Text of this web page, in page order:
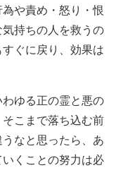
や責め・怒り・恨
持ちの人を救うの
ぐに戻り、効果は
ゆる正の霊と悪の
こまで落ち込む前
なと思ったら、あ
くことの努力は必